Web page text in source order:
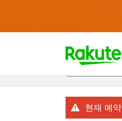
t
p
현재 예
개요객실 & 숙